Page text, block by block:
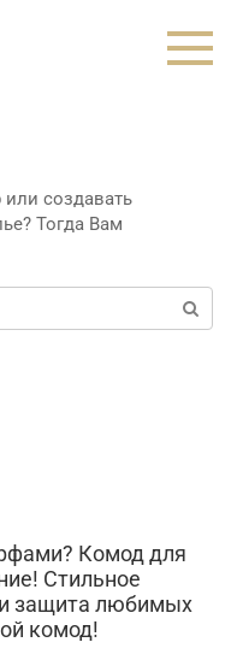
создавать
Тогда Вам
Комод для
Стильное
защита любимых
комод!